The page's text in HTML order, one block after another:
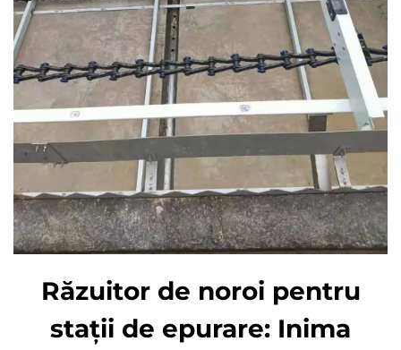
Răzuitor de noroi pentru
stații de epurare: Inima